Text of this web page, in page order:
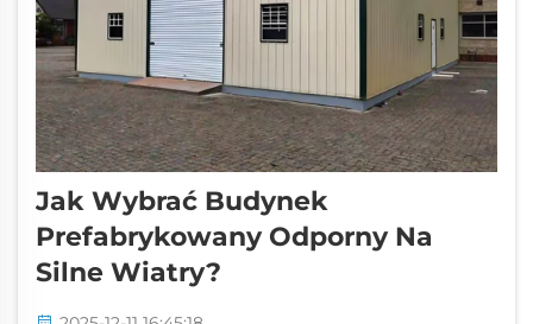
Jak Wybrać Budynek
Prefabrykowany Odporny Na
Silne Wiatry?